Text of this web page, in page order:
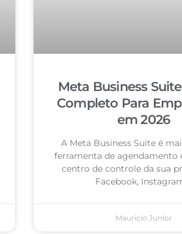
Meta Business
Completo Para
em 2026
A Meta Business Suite é
ferramenta de agendamento
centro de controle da sua
Facebook,
Mauricio Junior